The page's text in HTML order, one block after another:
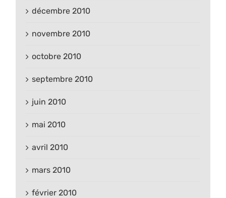
décembre 2010
novembre 2010
octobre 2010
septembre 2010
juin 2010
mai 2010
avril 2010
mars 2010
février 2010